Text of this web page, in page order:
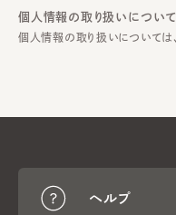
個人情報の取り扱いについて
個人情報の取り扱いについては、
ヘルプ